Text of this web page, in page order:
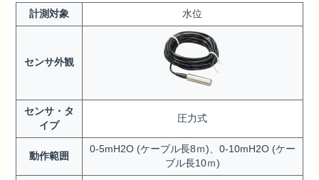
計測対象 水位
センサ外観
センサ・タ
イプ
圧力式
動作範囲
0-5mH2O (ケーブル長8ｍ)、0-10mH2O (ケー
ブル長10ｍ)